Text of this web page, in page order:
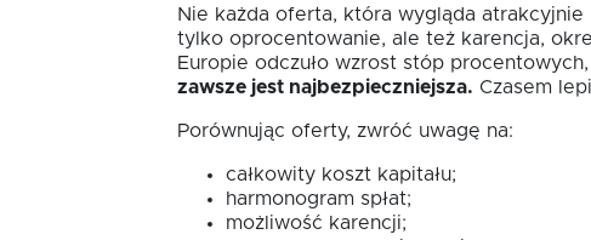
Nie każda oferta, która wygląda
tylko oprocentowanie, ale też karencja,
Europie odczuło wzrost stóp
zawsze jest najbezpieczniejsza. Czasem
Porównując oferty, zwróć uwagę na:
całkowity koszt kapitału;
harmonogram spłat;
możliwość karencji;